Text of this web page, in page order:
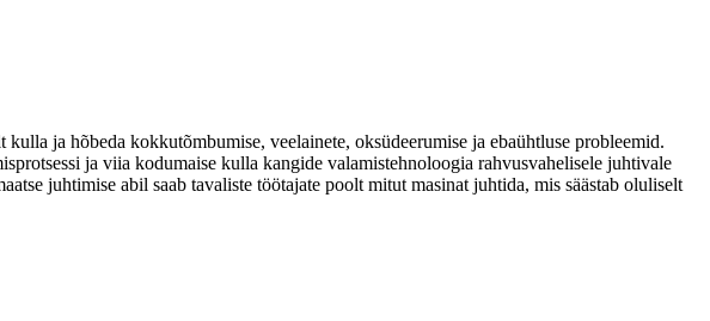
ja hõbeda kokkutõmbumise, veelainete, oksüdeerumise ja ebaühtluse probleemid.
ja viia kodumaise kulla kangide valamistehnoloogia rahvusvahelisele juhtivale
juhtimise abil saab tavaliste töötajate poolt mitut masinat juhtida, mis säästab oluliselt